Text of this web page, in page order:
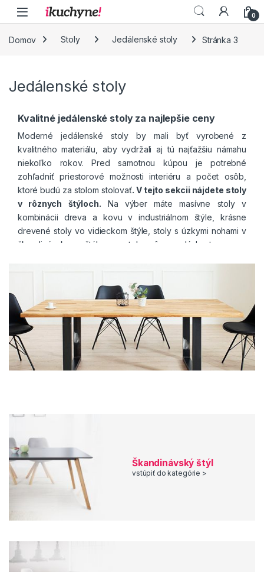
Skip to navigation
Skip to content
0
Domov Stoly Jedálenské stoly Stránka 3
Jedálenské stoly
Kvalitné jedálenské stoly za najlepšie ceny
Moderné jedálenské stoly by mali byť vyrobené z
kvalitného materiálu, aby vydržali aj tú najťažšiu námahu
niekoľko rokov. Pred samotnou kúpou je potrebné
zohľadniť priestorové možnosti interiéru a počet osôb,
ktoré budú za stolom stolovať. V tejto sekcii nájdete stoly
v rôznych štýloch. Na výber máte masívne stoly v
kombinácii dreva a kovu v industriálnom štýle, krásne
drevené stoly vo vidieckom štýle, stoly s úzkymi nohami v
škandinávskom štýle a stoly rôznorodých tvarov a
podnože a tiež podľa farby stola.
Široké zastúpenie v eshope ikuchyne.sk majústoly
z dizajnovej série Makassar
. Jedná sa o masívne stoly z
unikátneho dreva sheesham, ktoré je známe aj ako indický
palisander. Táto drevina patrí k najkvalitnejším drevám s
najvyššou hustotou, výraznou kresbou a sýtou farbou.
Vstúpte s nami do pestrej ponuky našich jedálenských
Škandinávský štýl
vstúpiť do kategórie >